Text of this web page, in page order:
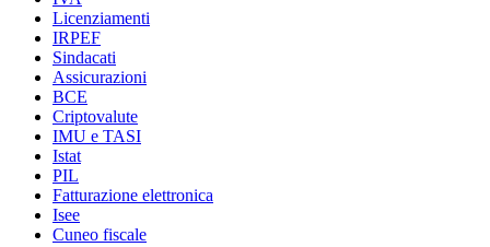
Licenziamenti
IRPEF
Sindacati
Assicurazioni
BCE
Criptovalute
IMU e TASI
Istat
PIL
Fatturazione elettronica
Isee
Cuneo fiscale